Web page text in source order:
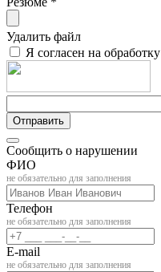
Удалить файл
Я согласен на обработку
Отправить
Сообщить о нарушении
ФИО
не обязательно для заполнения
Телефон
не обязательно для заполнения
E-mail
не обязательно для заполнения